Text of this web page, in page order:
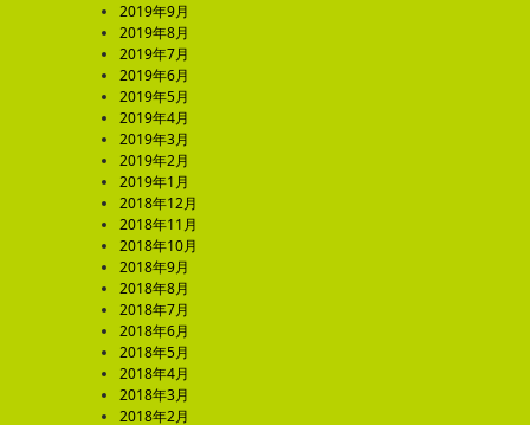
2019年9月
2019年8月
2019年7月
2019年6月
2019年5月
2019年4月
2019年3月
2019年2月
2019年1月
2018年12月
2018年11月
2018年10月
2018年9月
2018年8月
2018年7月
2018年6月
2018年5月
2018年4月
2018年3月
2018年2月